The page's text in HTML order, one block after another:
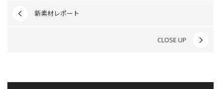
新素材レポート
CLOSE UP